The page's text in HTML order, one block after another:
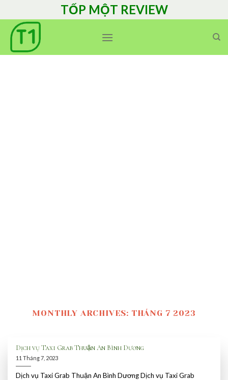
to
content
TỐP MỘT REVIEW
MONTHLY ARCHIVES: THÁNG 7 2023
Dịch vụ Taxi Grab Thuận An Bình Dương
11 Tháng 7, 2023
Dịch vụ Taxi Grab Thuận An Bình Dương Dịch vụ Taxi Grab